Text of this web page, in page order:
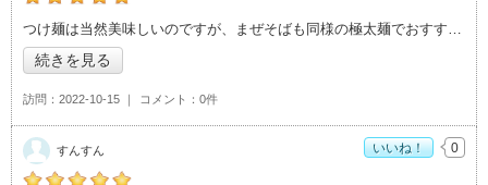
の「活龍 本店」おすすめ度： 5
続きを見る
訪問 2022-10-15 コメント 0件
すんすん いいね！ 0